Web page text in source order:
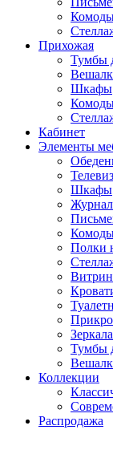
Прихожая
Тумбы
Шкафы
Кабинет
Элементы
Шкафы
Полки
Зеркала
Тумбы
Коллекции
Распродажа